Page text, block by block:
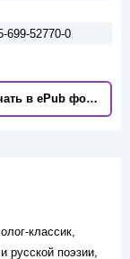
699-52770-0
Скачать в ePub формате
классик,
русской поэзии,